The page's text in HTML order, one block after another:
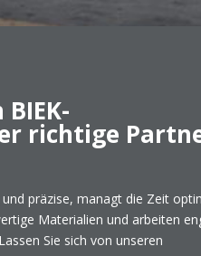
richtige
präzise, managt die Zeit
Materialien und arbeiten
Sie sich von unseren